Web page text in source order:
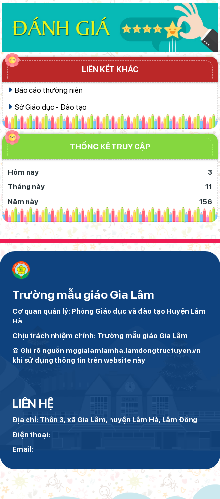
LIÊN KẾT KHÁC
Báo cáo thường niên
Sở Giáo dục - Đào tạo
THỐNG KÊ TRUY CẬP
Hôm nay
3
Tháng này
11
Năm này
156
Trường mẫu giáo Gia Lâm
Cơ quan quản lý: Phòng Giáo dục và đào tạo Huyện Lâm
Hà
Chịu trách nhiệm chính: Trường mẫu giáo Gia Lâm
© Ghi rõ nguồn mggialamlamha.lamdongtructuyen.vn
khi sử dụng thông tin trên website này
LIÊN HỆ
Địa chỉ: Thôn 3, xã Gia Lâm, huyện Lâm Hà, Lâm Đồng
Điện thoại:
Email: